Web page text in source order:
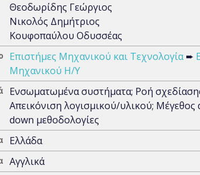
Θεοδωρίδης Γεώργιος
Νικολός Δημήτριος
Κουφοπαύλου Οδυσσέας
Επιστήμες Μηχανικού και Τεχνολογία➨
Μηχανικού Η/Υ
Ενσωματωμένα συστήματα; Ροή
Απεικόνιση λογισμικού/υλικού;
down μεθοδολογίες
Ελλάδα
Αγγλικά